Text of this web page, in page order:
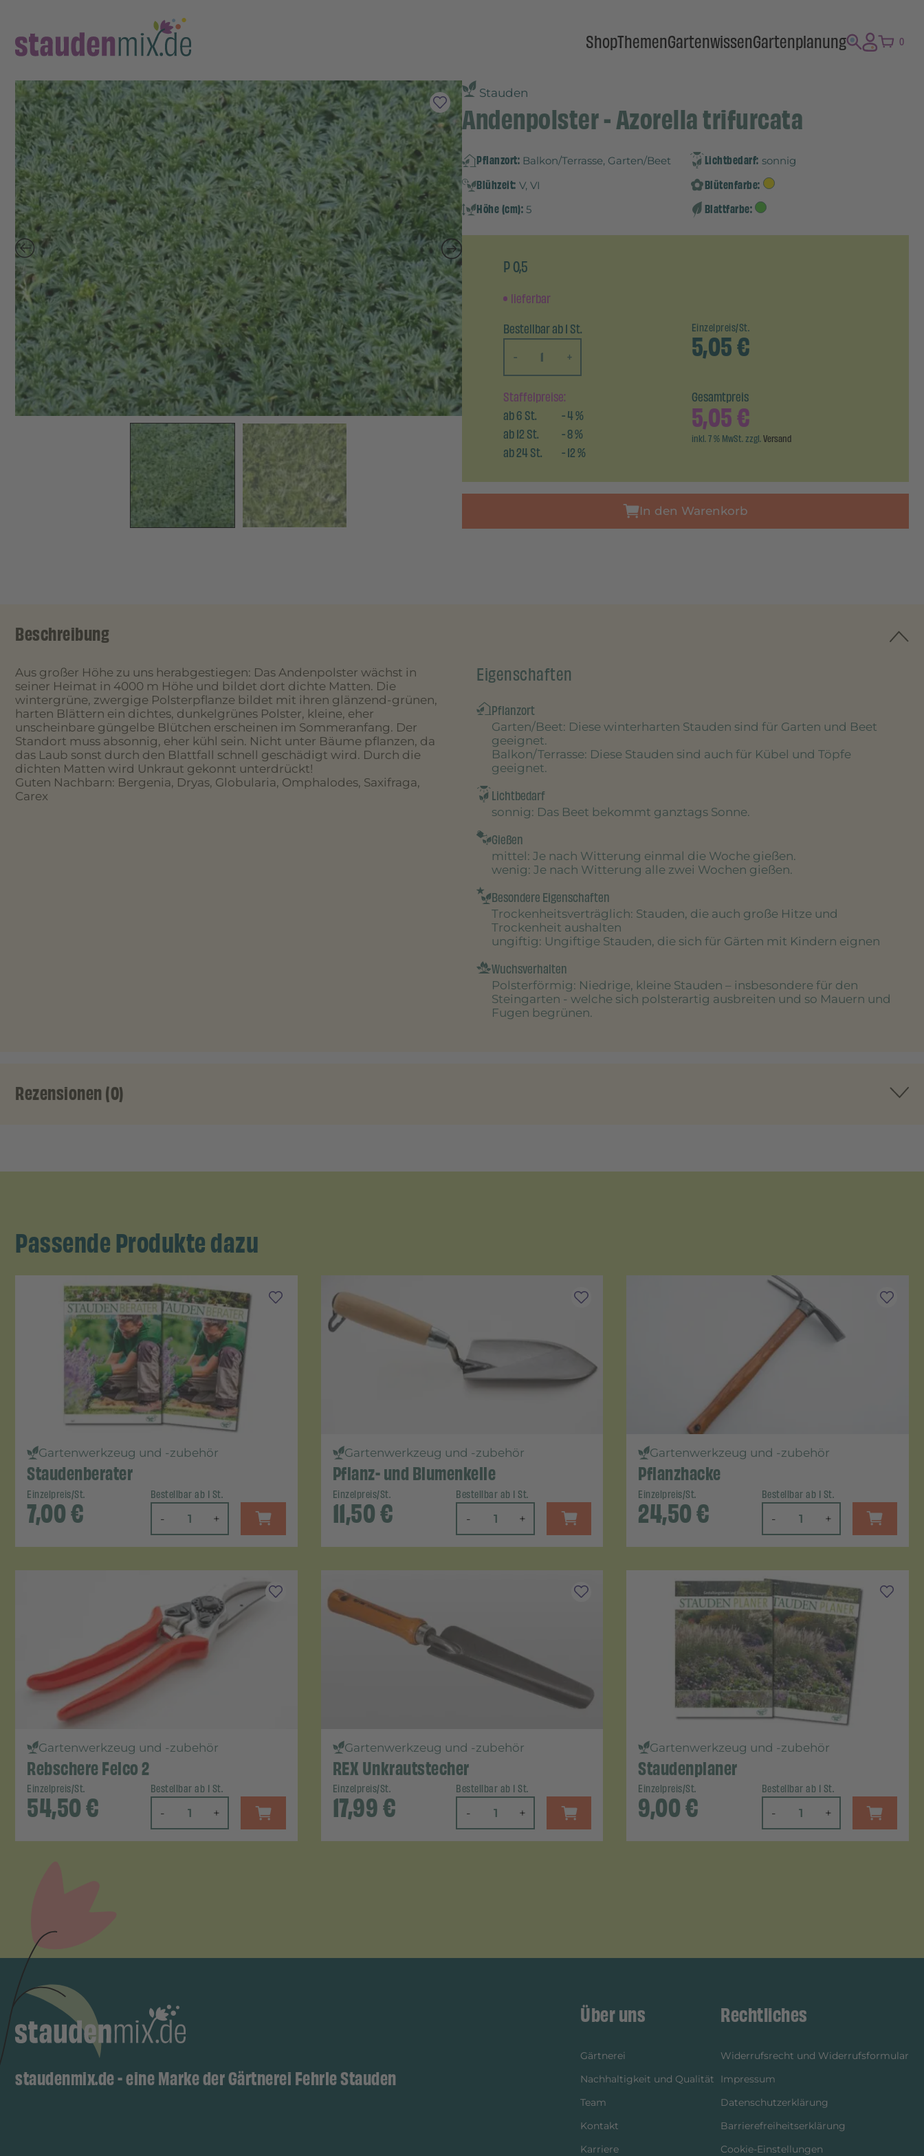
ShopThemenGartenwissenGartenplanung 0
Stauden
Andenpolster - Azorella trifurcata
Pflanzort: Balkon/Terrasse, Garten/Beet Lichtbedarf: sonnig
Blühzeit: V, VI
Blütenfarbe:
Höhe (cm): 5 Blattfarbe:
P 0,5
lieferbar
Bestellbar ab 1 St.
-
+
Einzelpreis/St.
5,05€
Staffelpreise:
ab6St. -4%
ab12St. -8%
ab24St. -12%
Gesamtpreis
5,05€
inkl. 7 % MwSt. zzgl.Versand
In den Warenkorb
Beschreibung
Aus großer Höhe zu uns herabgestiegen: Das Andenpolster wächst in
seiner Heimat in 4000 m Höhe und bildet dort dichte Matten. Die
wintergrüne, zwergige Polsterpflanze bildet mit ihren glänzend-grünen,
harten Blättern ein dichtes, dunkelgrünes Polster, kleine, eher
unscheinbare güngelbe Blütchen erscheinen im Sommeranfang. Der
Standort muss absonnig, eher kühl sein. Nicht unter Bäume pflanzen, da
das Laub sonst durch den Blattfall schnell geschädigt wird. Durch die
dichten Matten wird Unkraut gekonnt unterdrückt!
Guten Nachbarn: Bergenia, Dryas, Globularia, Omphalodes, Saxifraga,
Carex
Eigenschaften
Pflanzort
Garten/Beet: Diese winterharten Stauden sind für Garten und Beet
geeignet.
Balkon/Terrasse: Diese Stauden sind auch für Kübel und Töpfe
geeignet.
Lichtbedarf
sonnig: Das Beet bekommt ganztags Sonne.
Gießen
mittel : Je nach Witterung einmal die Woche gießen.
wenig: Je nach Witterung alle zwei Wochen gießen.
Besondere Eigenschaften
Trockenheitsverträglich: Stauden, die auch große Hitze und
Trockenheit aushalten
ungiftig: Ungiftige Stauden, die sich für Gärten mit Kindern eignen
Wuchsverhalten
Polsterförmig: Niedrige, kleine Stauden – insbesondere für den
Steingarten - welche sich polsterartig ausbreiten und so Mauern und
Fugen begrünen.
Rezensionen (0)
Passende Produkte dazu
Gartenwerkzeug und -zubehör
Staudenberater
Einzelpreis/St.
7,00€
Bestellbar ab 1 St.
- +
Gartenwerkzeug und -zubehör
Pflanz- und Blumenkelle
Einzelpreis/St.
11,50€
Bestellbar ab 1 St.
- +
Gartenwerkzeug und -zubehör
Pflanzhacke
Einzelpreis/St.
24,50€
Bestellbar ab 1 St.
- +
Gartenwerkzeug und -zubehör
Rebschere Felco 2
Einzelpreis/St.
54,50€
Bestellbar ab 1 St.
- +
Gartenwerkzeug und -zubehör
REX Unkrautstecher
Einzelpreis/St.
17,99€
Bestellbar ab 1 St.
- +
Gartenwerkzeug und -zubehör
Staudenplaner
Einzelpreis/St.
9,00€
Bestellbar ab 1 St.
- +
staudenmix.de - eine Marke der Gärtnerei Fehrle Stauden
Über uns
Gärtnerei
Nachhaltigkeit und Qualität
Team
Kontakt
Karriere
Rechtliches
Widerrufsrecht und Widerrufsformular
Impressum
Datenschutzerklärung
Barrierefreiheitserklärung
Cookie-Einstellungen